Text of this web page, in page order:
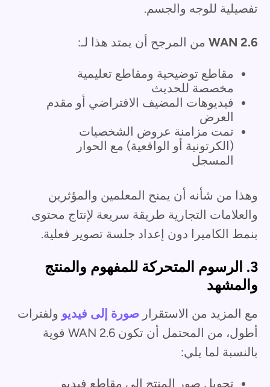
تفصيلية للوجه والجسم.
WAN 2.6 من المرجح أن يمتد هذا لـ:
مقاطع توضيحية ومقاطع تعليمية
مخصصة للحديث
فيديوهات المضيف الافتراضي أو مقدم
العرض
تمت مزامنة عروض الشخصيات
(الكرتونية أو الواقعية) مع الحوار
المسجل
وهذا من شأنه أن يمنح المعلمين والمؤثرين
والعلامات التجارية طريقة سريعة لإنتاج محتوى
بنمط الكاميرا دون إعداد جلسة تصوير فعلية.
3. الرسوم المتحركة للمفهوم والمنتج
والمشهد
مع المزيد من الاستقرار صورة إلى فيديو ولفترات
أطول، من المحتمل أن تكون WAN 2.6 قوية
بالنسبة لما يلي:
تحويل صور المنتج إلى مقاطع فيديو